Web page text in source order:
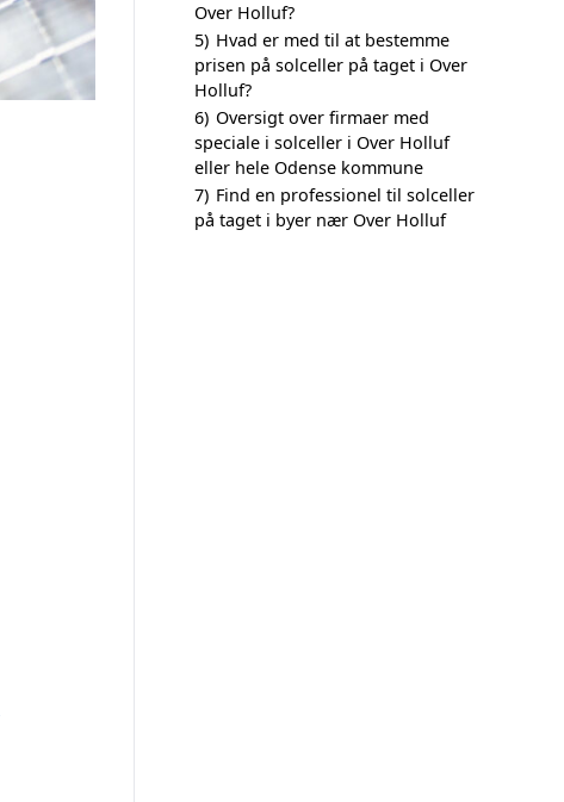
Over Holluf?
5) Hvad er med til at bestemme
prisen på solceller på taget i Over
Holluf?
6) Oversigt over firmaer med
speciale i solceller i Over Holluf
eller hele Odense kommune
7) Find en professionel til solceller
på taget i byer nær Over Holluf